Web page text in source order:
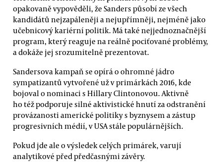
opakovaně vypověděli, že Sanders působí ze všech
kandidátů nejzapáleněji a nejupřímněji, nejméně jako
učebnicový kariérní politik. Má také nejjednoznačnější
program, který reaguje na reálně pociťované problémy,
a dokáže jej srozumitelně prezentovat.
Sandersova kampaň se opírá o ohromné jádro
sympatizantů vytvořené už v primárkách 2016, kde
bojoval o nominaci s Hillary Clintonovou. Aktivně
ho též podporuje silné aktivistické hnutí za odstranění
provázanosti americké politiky s byznysem a zástup
progresivních médií, v USA stále populárnějších.
Pokud jde ale o výsledek celých primárek, varují
analytikové před předčasnými závěry.